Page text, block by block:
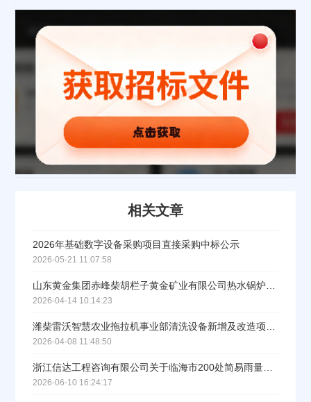
相关文章
2026年基础数字设备采购项目直接采购中标公示
2026-05-21 11:07:58
山东黄金集团赤峰柴胡栏子黄金矿业有限公司热水锅炉及配套设备（十一）采购中标公告
2026-04-14 10:14:23
潍柴雷沃智慧农业拖拉机事业部清洗设备新增及改造项目中标结果公示
2026-04-08 11:48:50
浙江信达工程咨询有限公司关于临海市200处简易雨量报警器更新及运维项目中标(成交)结果公告
2026-06-10 16:24:17